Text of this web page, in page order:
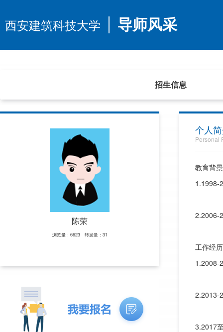
西安建筑科技大学 导师风采
招生信息
陈荣
浏览量：6623 转发量：31
个人
Personal
教育背
1.1998-
2.2006-
工作经
1.2008-
2.2013-
3.2017